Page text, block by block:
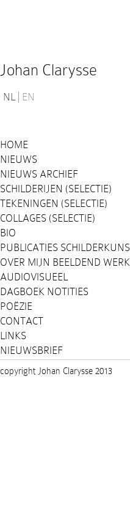
Johan Clarysse
NL EN
HOME
NIEUWS
NIEUWS ARCHIEF
SCHILDERIJEN (SELECTIE)
TEKENINGEN (SELECTIE)
COLLAGES (SELECTIE)
BIO
PUBLICATIES
OVER MIJN BEELDEND WERK
AUDIOVISUEEL
DAGBOEK NOTITIES
POËZIE
CONTACT
LINKS
NIEUWSBRIEF
copyright Johan Clarysse 2013